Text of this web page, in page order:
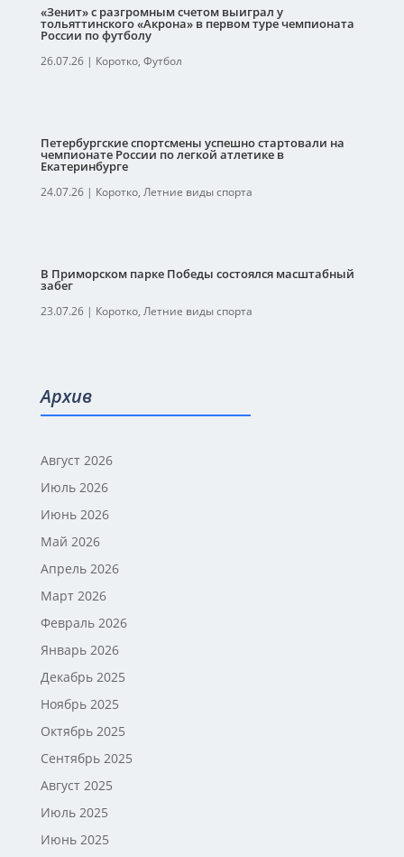
«Зенит» с разгромным счетом выиграл у
тольяттинского «Акрона» в первом туре чемпионата
России по футболу
26.07.26| Коротко, Футбол
Петербургские спортсмены успешно стартовали на
чемпионате России по легкой атлетике в
Екатеринбурге
24.07.26| Коротко, Летние виды спорта
В Приморском парке Победы состоялся масштабный
забег
23.07.26| Коротко, Летние виды спорта
Архив
Август 2026
Июль 2026
Июнь 2026
Май 2026
Апрель 2026
Март 2026
Февраль 2026
Январь 2026
Декабрь 2025
Ноябрь 2025
Октябрь 2025
Сентябрь 2025
Август 2025
Июль 2025
Июнь 2025